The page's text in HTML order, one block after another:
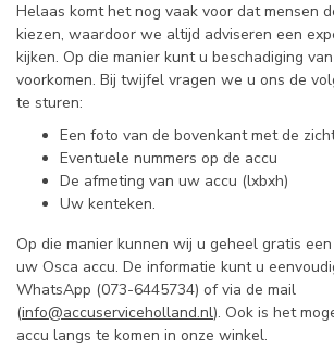
Helaas komt het nog vaak voor dat mensen
kiezen, waardoor we altijd adviseren een
kijken. Op die manier kunt u beschadiging
voorkomen. Bij twijfel vragen we u ons de
te sturen:
Een foto van de bovenkant met de
Eventuele nummers op de accu
De afmeting van uw accu (lxbxh)
Uw kenteken.
Op die manier kunnen wij u geheel gratis
uw Osca accu. De informatie kunt u
WhatsApp (073-6445734) of via de mail
(info@accuserviceholland.nl). Ook is het
accu langs te komen in onze winkel.